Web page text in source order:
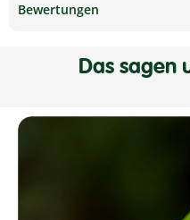
Bewertungen
Das sagen